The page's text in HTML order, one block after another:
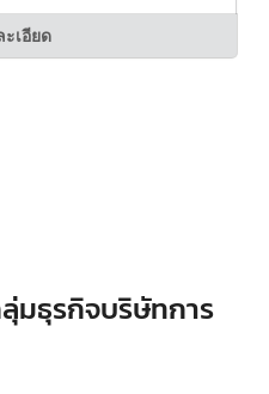
เอียด
มธุรกิจบริษัทการ